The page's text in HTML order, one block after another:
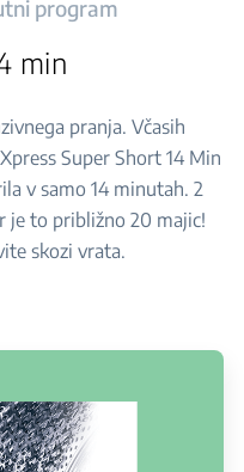
program
min
pranja. Včasih
Super Short 14 Min
v samo 14 minutah. 2
je to približno 20 majic!
skozi vrata.